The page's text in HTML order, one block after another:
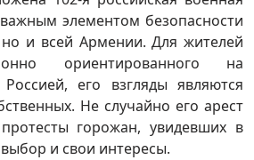
элементом безопасности
и всей Армении. Для жителей
ориентированного на
его взгляды являются
Не случайно его арест
горожан, увидевших в
и свои интересы.